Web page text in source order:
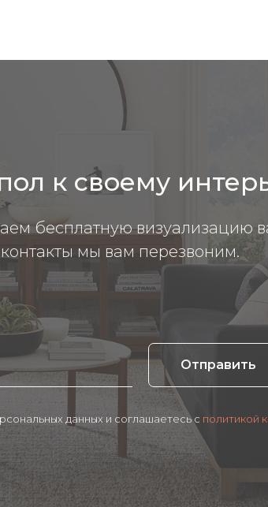
к своему
бесплатную визуализацию
мы вам перезвоним.
Отправить
данных и соглашаетесь c политикой